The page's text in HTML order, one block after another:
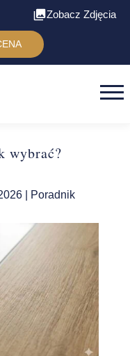
Zobacz Zdjęcia
wybrać?
|
Poradnik